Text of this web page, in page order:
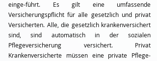
einge-führt. Es gilt eine umfassende
Versicherungspflicht für alle gesetzlich und privat
Versicherten. Alle, die gesetzlich krankenversichert
sind, sind automatisch in der sozialen
Pflegeversicherung versichert. Privat
Krankenversicherte müssen eine private Pflege-